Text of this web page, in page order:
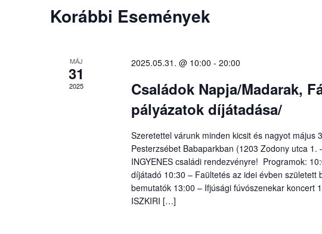
Események
Korábbi Események
MÁJ
31
2025
2025.05.31. @ 10:00 - 20:00
Családok Napja/Madarak,
pályázatok díjátadása/
Szeretettel várunk minden kicsit és nagyot május
Pesterzsébet Babaparkban (1203 Zodony utca
INGYENES családi rendezvényre! Programok:
díjátadó 10:30 – Faültetés az idei évben
bemutatók 13:00 – Ifjúsági fúvószenekar koncert
ISZKIRI […]